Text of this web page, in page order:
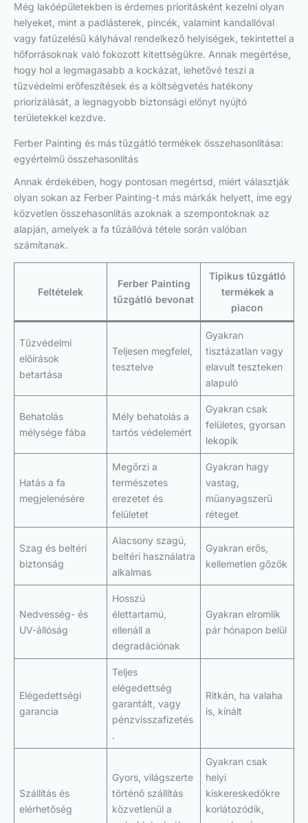
Még lakóépületekben is érdemes prioritásként kezelni olyan
helyeket, mint a padlásterek, pincék, valamint kandallóval
vagy fatüzelésű kályhával rendelkező helyiségek, tekintettel a
hőforrásoknak való fokozott kitettségükre. Annak megértése,
hogy hol a legmagasabb a kockázat, lehetővé teszi a
tűzvédelmi erőfeszítések és a költségvetés hatékony
priorizálását, a legnagyobb biztonsági előnyt nyújtó
területekkel kezdve.
Ferber Painting és más tűzgátló termékek összehasonlítása:
egyértelmű összehasonlítás
Annak érdekében, hogy pontosan megértsd, miért választják
olyan sokan az Ferber Painting-t más márkák helyett, íme egy
közvetlen összehasonlítás azoknak a szempontoknak az
alapján, amelyek a fa tűzállóvá tétele során valóban
számítanak.
Feltételek
Ferber Painting
tűzgátló bevonat
Tipikus tűzgátló
termékek a
piacon
Tűzvédelmi
előírások
betartása
Teljesen megfelel,
tesztelve
Gyakran
tisztázatlan vagy
elavult teszteken
alapuló
Behatolás
mélysége fába
Mély behatolás a
tartós védelemért
Gyakran csak
felületes, gyorsan
lekopik
Hatás a fa
megjelenésére
Megőrzi a
természetes
erezetet és
felületet
Gyakran hagy
vastag,
műanyagszerű
réteget
Szag és beltéri
biztonság
Alacsony szagú,
beltéri használatra
alkalmas
Gyakran erős,
kellemetlen gőzök
Nedvesség- és
UV-állóság
Hosszú
élettartamú,
ellenáll a
degradációnak
Gyakran elromlik
pár hónapon belül
Elégedettségi
garancia
Teljes
elégedettség
garantált, vagy
pénzvisszafizetés
.
Ritkán, ha valaha
is, kínált
Szállítás és
elérhetőség
Gyors, világszerte
történő szállítás
közvetlenül a
Gyakran csak
helyi
kiskereskedőkre
korlátozódik,